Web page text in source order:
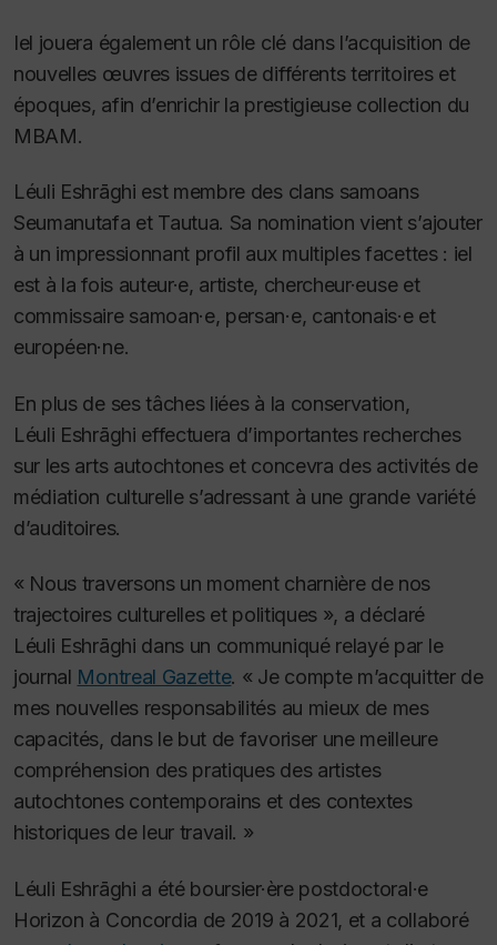
Iel jouera également un rôle clé dans l’acquisition de
nouvelles œuvres issues de différents territoires et
époques, afin d’enrichir la prestigieuse collection du
MBAM.
Léuli Eshrāghi est membre des clans samoans
Seumanutafa et Tautua. Sa nomination vient s’ajouter
à un impressionnant profil aux multiples facettes : iel
est à la fois auteur·e, artiste, chercheur·euse et
commissaire samoan·e, persan·e, cantonais·e et
européen·ne.
En plus de ses tâches liées à la conservation,
Léuli Eshrāghi effectuera d’importantes recherches
sur les arts autochtones et concevra des activités de
médiation culturelle s’adressant à une grande variété
d’auditoires.
« Nous traversons un moment charnière de nos
trajectoires culturelles et politiques », a déclaré
Léuli Eshrāghi dans un communiqué relayé par le
journal Montreal Gazette. « Je compte m’acquitter de
mes nouvelles responsabilités au mieux de mes
capacités, dans le but de favoriser une meilleure
compréhension des pratiques des artistes
autochtones contemporains et des contextes
historiques de leur travail. »
Léuli Eshrāghi a été boursier·ère postdoctoral·e
Horizon à Concordia de 2019 à 2021, et a collaboré